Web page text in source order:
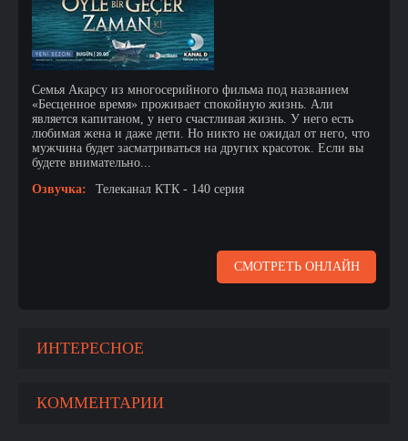
Семья Акарсу из многосерийного фильма под названием
«Бесценное время» проживает спокойную жизнь. Али
является капитаном, у него счастливая жизнь. У него есть
любимая жена и даже дети. Но никто не ожидал от него, что
мужчина будет засматриваться на других красоток. Если вы
будете внимательно...
Озвучка:
Телеканал КТК - 140 серия
СМОТРЕТЬ ОНЛАЙН
ИНТЕРЕСНОЕ
КОММЕНТАРИИ